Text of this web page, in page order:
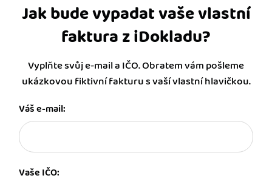
Jak bude vypadat vaše vlastní
faktura z iDokladu?
Vyplňte svůj e-mail a IČO. Obratem vám pošleme
ukázkovou fiktivní fakturu s vaší vlastní hlavičkou.
Váš e-mail:
Vaše IČO: